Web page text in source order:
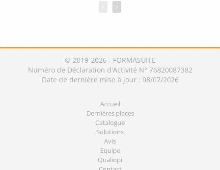
›
© 2019-2026 - FORMASUITE
Numéro de Déclaration d'Activité N° 76820087382
Date de dernière mise à jour : 08/07/2026
Accueil
Dernières places
Catalogue
Solutions
Avis
Equipe
Qualiopi